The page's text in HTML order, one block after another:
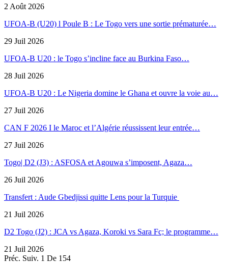
2 Août 2026
UFOA-B (U20) l Poule B : Le Togo vers une sortie prématurée…
29 Juil 2026
UFOA-B U20 : le Togo s’incline face au Burkina Faso…
28 Juil 2026
UFOA-B U20 : Le Nigeria domine le Ghana et ouvre la voie au…
27 Juil 2026
CAN F 2026 I le Maroc et l’Algérie réussissent leur entrée…
27 Juil 2026
Togo| D2 (J3) : ASFOSA et Agouwa s’imposent, Agaza…
26 Juil 2026
Transfert : Aude Gbedjissi quitte Lens pour la Turquie
21 Juil 2026
D2 Togo (J2) : JCA vs Agaza, Koroki vs Sara Fc; le programme…
21 Juil 2026
Préc. Suiv. 1 De 154